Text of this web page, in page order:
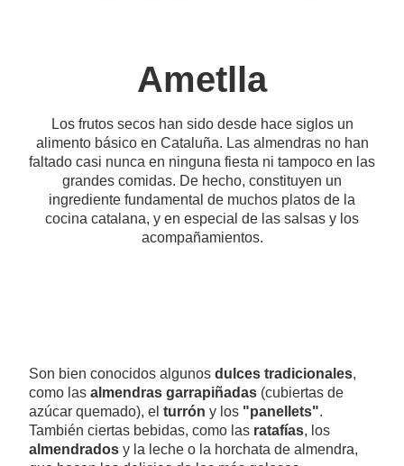
Ametlla
Los frutos secos han sido desde hace siglos un
alimento básico en Cataluña. Las almendras no han
faltado casi nunca en ninguna fiesta ni tampoco en las
grandes comidas. De hecho, constituyen un
ingrediente fundamental de muchos platos de la
cocina catalana, y en especial de las salsas y los
acompañamientos.
Son bien conocidos algunos dulces tradicionales,
como las almendras garrapiñadas (cubiertas de
azúcar quemado), el turrón y los "panellets".
También ciertas bebidas, como las ratafías, los
almendrados y la leche o la horchata de almendra,